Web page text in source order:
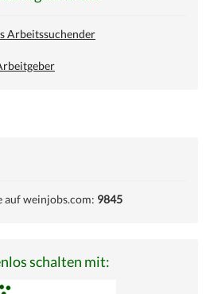
Arbeitssuchender
auf weinjobs.com: 9845
schalten mit: